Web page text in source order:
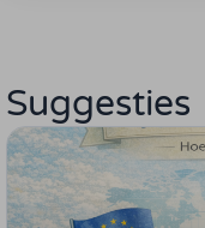
Suggesties